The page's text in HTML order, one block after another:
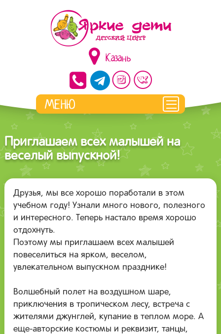
Казань
Приглашаем всех малышей на
веселый выпускной!
Друзья, мы все хорошо поработали в этом
учебном году! Узнали много нового, полезного
и интересного. Теперь настало время хорошо
отдохнуть.
Поэтому мы приглашаем всех малышей
повеселиться на ярком, веселом,
увлекательном выпускном празднике!
Волшебный полет на воздушном шаре,
приключения в тропическом лесу, встреча с
жителями джунглей, купание в теплом море. А
еще-авторские костюмы и реквизит, танцы,